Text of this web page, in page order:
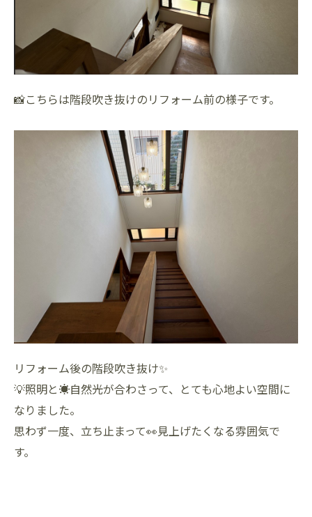
📸こちらは階段吹き抜けのリフォーム前の様子です。
リフォーム後の階段吹き抜け✨
💡照明と☀️自然光が合わさって、とても心地よい空間に
なりました。
思わず一度、立ち止まって👀見上げたくなる雰囲気で
す。